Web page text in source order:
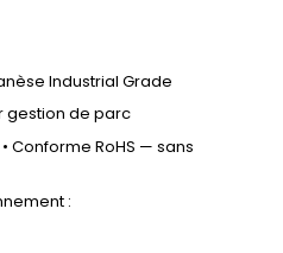
Industrial Grade
gestion de parc
Conforme RoHS — sans
: